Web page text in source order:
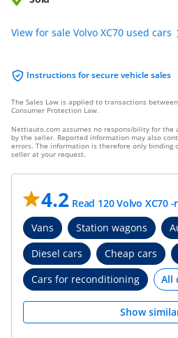
View for sale Volvo XC70 used cars
Instructions for secure vehicle sales
The Sales Law is applied to transactions
Consumer Protection Law.
Nettiauto.com assumes no responsibility for the
by the seller. Reported information may also
errors. The information is therefore only binding
seller at your request.
4.2 Read 120 Volvo XC70
Vans
Station wagons
Diesel cars
Cheap cars
Cars for reconditioning
Show